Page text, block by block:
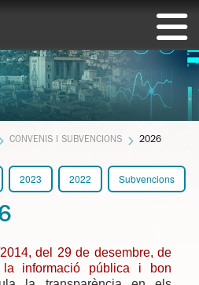
CONVENIS I SUBVENCIONS 2026
2023 2022 Subvencions
del 29 de desembre, de
la informació pública i bon